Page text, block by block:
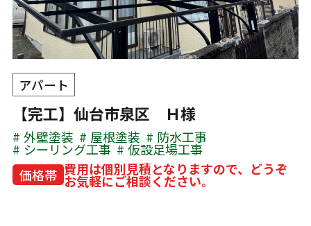
アパート
【完工】仙台市泉区 Ｈ様
外壁塗装 屋根塗装 防水工事
シーリング工事
仮設足場工事
価格帯 費用は個別見積となりますので、どうぞ
お気軽にご相談ください。